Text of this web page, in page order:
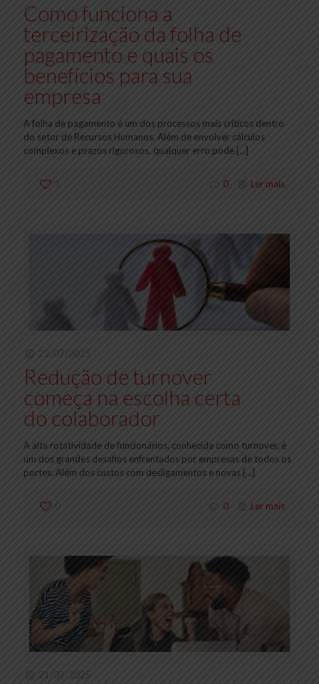
Como funciona a
terceirização da folha de
pagamento e quais os
benefícios para sua
empresa
A folha de pagamento é um dos processos mais críticos dentro
do setor de Recursos Humanos. Além de envolver cálculos
complexos e prazos rigorosos, qualquer erro pode […]
1 0 Ler mais
22/07/2025
Redução de turnover
começa na escolha certa
do colaborador
A alta rotatividade de funcionários, conhecida como turnover, é
um dos grandes desafios enfrentados por empresas de todos os
portes. Além dos custos com desligamentos e novas […]
0 0 Ler mais
21/07/2025